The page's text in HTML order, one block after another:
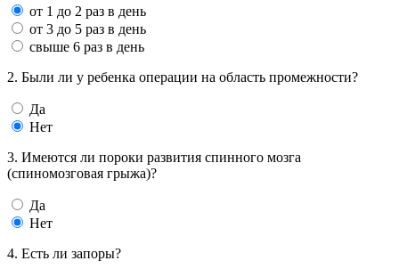
от 1 до 2 раз в день
от 3 до 5 раз в день
свыше 6 раз в день
2. Были ли у ребенка операции на область промежности?
Да
Нет
3. Имеются ли пороки развития спинного мозга
(спиномозговая грыжа)?
Да
Нет
4. Есть ли запоры?